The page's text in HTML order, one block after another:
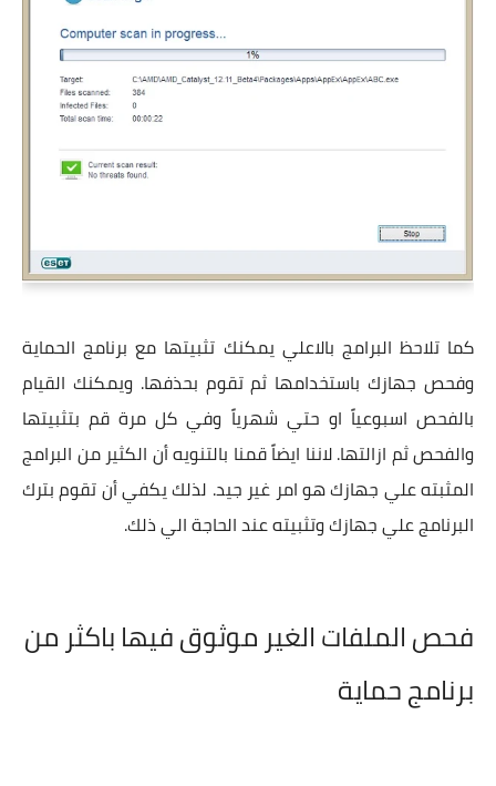
كما تلاحظ البرامج بالاعلي يمكنك تثبيتها مع برنامج الحماية
وفحص جهازك باستخدامها ثم تقوم بحذفها. ويمكنك القيام
بالفحص اسبوعياً او حتي شهرياً وفي كل مرة قم بتثبيتها
والفحص ثم ازالتها. لاننا ايضاً قمنا بالتنويه أن الكثير من البرامج
المثبته علي جهازك هو امر غير جيد. لذلك يكفي أن تقوم بترك
البرنامج علي جهازك وتثبيته عند الحاجة الي ذلك.
فحص الملفات الغير موثوق فيها باكثر من
برنامج حماية